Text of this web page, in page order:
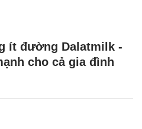
ít đường Dalatmilk -
cho cả gia đình